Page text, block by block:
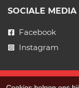
SOCIALE MEDIA
Facebook
Instagram